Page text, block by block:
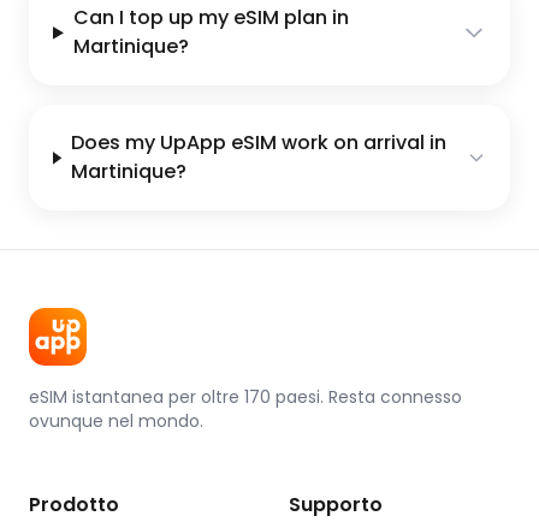
Can I top up my eSIM plan in
Martinique?
Does my UpApp eSIM work on arrival in
Martinique?
eSIM istantanea per oltre 170 paesi. Resta connesso
ovunque nel mondo.
Prodotto Supporto